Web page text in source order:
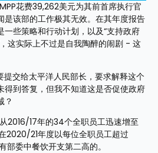
花费39,262美元为其前首席执行官
是该部的工作极其无效。在其年度报告
些策略和行动计划，以及“支持政府
这实际上不过是自我陶醉的闹剧 - 这
提交给太平洋人民部长，要求解释这个
得到答复，但我不知道这是否促使政府
？
2016/17年的34个全职员工迅速增至
2020/21年度以每位全职员工超过
委中餐饮开支第二高的。